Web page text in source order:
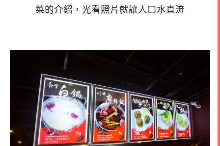
菜的介紹，光看照片就讓人口水直流